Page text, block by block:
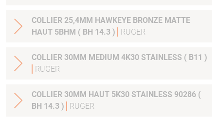
COLLIER 25,4MM HAWKEYE BRONZE MATTE
HAUT 5BHM ( BH 14.3 )
RUGER
COLLIER 30MM MEDIUM 4K30 STAINLESS ( B11 )
RUGER
COLLIER 30MM HAUT 5K30 STAINLESS 90286 (
BH 14.3 )
RUGER